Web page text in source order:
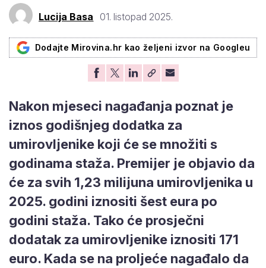
Lucija Basa 01. listopad 2025.
Dodajte Mirovina.hr kao željeni izvor na Googleu
Nakon mjeseci nagađanja poznat je
iznos godišnjeg dodatka za
umirovljenike koji će se množiti s
godinama staža. Premijer je objavio da
će za svih 1,23 milijuna umirovljenika u
2025. godini iznositi šest eura po
godini staža. Tako će prosječni
dodatak za umirovljenike iznositi 171
euro. Kada se na proljeće nagađalo da